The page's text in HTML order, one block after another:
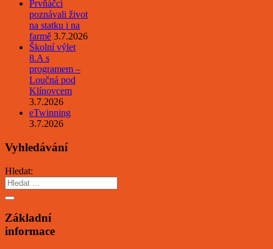
Prvňáčci
poznávali život
na statku i na
farmě 3.7.2026
Školní výlet
8.A s
programem –
Loučná pod
Klínovcem
3.7.2026
eTwinning
3.7.2026
Vyhledávání
Hledat:
Základní
informace